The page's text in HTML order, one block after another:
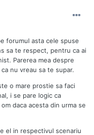
forumul asta cele spuse
sa te respect, pentru ca ai
Parerea mea despre
nu vreau sa te supar.
o mare prostie sa faci
i se pare logic ca
daca acesta din urma se
el in respectivul scenariu